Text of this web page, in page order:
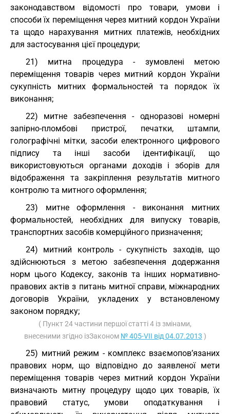
законодавством відомості про товари, умови і
способи їх переміщення через митний кордон України
та щодо нарахування митних платежів, необхідних
для застосування цієї процедури;
21) митна процедура - зумовлені метою
переміщення товарів через митний кордон України
сукупність митних формальностей та порядок їх
виконання;
22) митне забезпечення - одноразові номерні
запірно-пломбові пристрої, печатки, штампи,
голографічні мітки, засоби електронного цифрового
підпису та інші засоби ідентифікації, що
використовуються органами доходів і зборів для
відображення та закріплення результатів митного
контролю та митного оформлення;
23) митне оформлення - виконання митних
формальностей, необхідних для випуску товарів,
транспортних засобів комерційного призначення;
24) митний контроль - сукупність заходів, що
здійснюються з метою забезпечення додержання
норм цього Кодексу, законів та інших нормативно-
правових актів з питань митної справи, міжнародних
договорів України, укладених у встановленому
законом порядку;
( Пункт 24 частини першої статті 4 із змінами,
внесеними згідно ізЗаконом № 405-VII від 04.07.2013 )
25) митний режим - комплекс взаємопов’язаних
правових норм, що відповідно до заявленої мети
переміщення товарів через митний кордон України
визначають митну процедуру щодо цих товарів, їх
правовий статус, умови оподаткування і